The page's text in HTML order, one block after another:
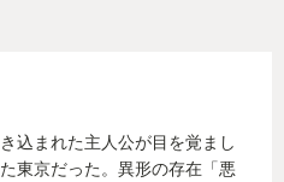
込まれた主人公が目を覚まし
東京だった。異形の存在「悪